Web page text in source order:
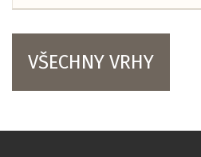
VŠECHNY VRHY